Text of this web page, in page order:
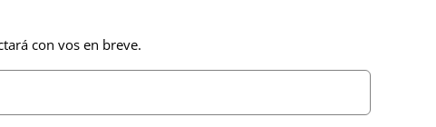
con vos en breve.